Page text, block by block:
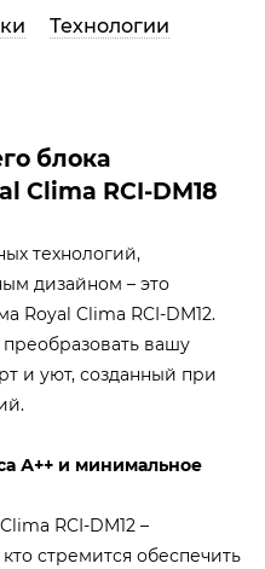
Технологии
блока
Clima RCI-DM18
технологий,
дизайном – это
Royal Clima RCI-DM12.
вашу
и уют, созданный при
А++ и минимальное
RCI-DM12 –
стремится обеспечить